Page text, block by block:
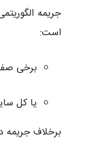
جریمه
است:
برخی
یا کل
برخلاف جریمه